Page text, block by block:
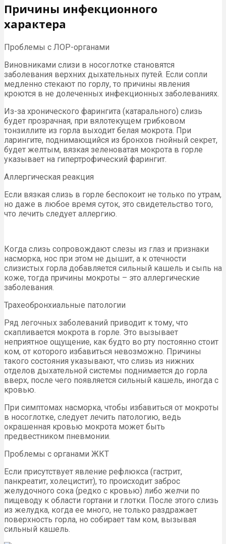
Причины инфекционного
характера
Проблемы с ЛОР-органами
Виновниками слизи в носоглотке становятся
заболевания верхних дыхательных путей. Если сопли
медленно стекают по горлу, то причины явления
кроются в не долеченных инфекционных заболеваниях.
Из-за хронического фарингита (катарального) слизь
будет прозрачная, при вялотекущем грибковом
тонзиллите из горла выходит белая мокрота. При
ларингите, поднимающийся из бронхов гнойный секрет,
будет желтым, вязкая зеленоватая мокрота в горле
указывает на гипертрофический фарингит.
Аллергическая реакция
Если вязкая слизь в горле беспокоит не только по утрам,
но даже в любое время суток, это свидетельство того,
что лечить следует аллергию.
Когда слизь сопровождают слезы из глаз и признаки
насморка, нос при этом не дышит, а к отечности
слизистых горла добавляется сильный кашель и сыпь на
коже, тогда причины мокроты – это аллергические
заболевания.
Трахеобронхиальные патологии
Ряд легочных заболеваний приводит к тому, что
скапливается мокрота в горле. Это вызывает
неприятное ощущение, как будто во рту постоянно стоит
ком, от которого избавиться невозможно. Причины
такого состояния указывают, что слизь из нижних
отделов дыхательной системы поднимается до горла
вверх, после чего появляется сильный кашель, иногда с
кровью.
При симптомах насморка, чтобы избавиться от мокроты
в носоглотке, следует лечить патологию, ведь
окрашенная кровью мокрота может быть
предвестником пневмонии.
Проблемы с органами ЖКТ
Если присутствует явление рефлюкса (гастрит,
панкреатит, холецистит), то происходит заброс
желудочного сока (редко с кровью) либо желчи по
пищеводу к области гортани и глотки. После этого слизь
из желудка, когда ее много, не только раздражает
поверхность горла, но собирает там ком, вызывая
сильный кашель.